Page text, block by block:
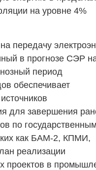
на уровне 4%
передачу
в прогнозе СЭР
период
обеспечивает
для завершения
по
как БАМ-2, КПМИ,
реализации
проектов в